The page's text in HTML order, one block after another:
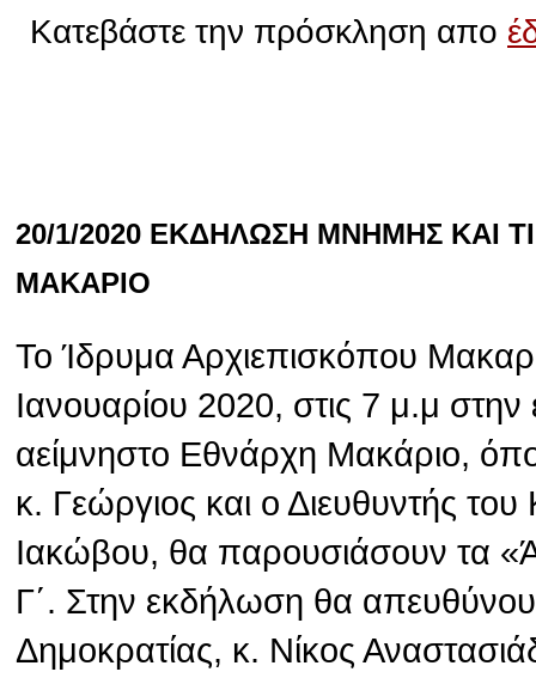
Κατεβάστε την πρόσκληση απο
20/1/2020 ΕΚΔΗΛΩΣΗ ΜΝΗΜΗΣ ΚΑΙ
ΜΑΚΑΡΙΟ
Το Ίδρυμα Αρχιεπισκόπου
Ιανουαρίου 2020, στις 7 μ.μ
αείμνηστο Εθνάρχη Μακάριο,
κ. Γεώργιος και ο Διευθυντής
Ιακώβου, θα παρουσιάσουν τα
Γ΄. Στην εκδήλωση θα
Δημοκρατίας, κ. Νίκος